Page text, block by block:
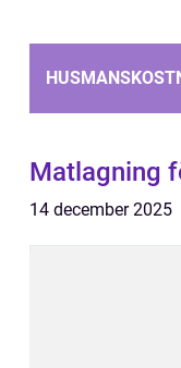
Matlagning
14 december 2025